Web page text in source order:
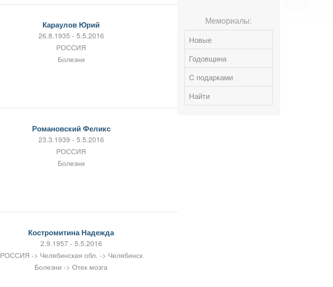
Караулов Юрий
26.8.1935 - 5.5.2016
РОССИЯ
Болезни
Романовский Феликс
23.3.1939 - 5.5.2016
РОССИЯ
Болезни
Костромитина Надежда
2.9.1957 - 5.5.2016
РОССИЯ -> Челябинская обл. -> Челябинск
Болезни -> Отек мозга
Мемориалы:
Новые
Годовщина
C подарками
Найти